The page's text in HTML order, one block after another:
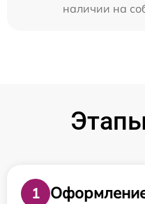
наличии на
1